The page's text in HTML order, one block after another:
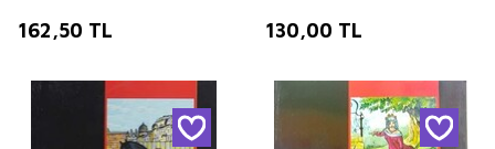
162,50 TL 130,00 TL